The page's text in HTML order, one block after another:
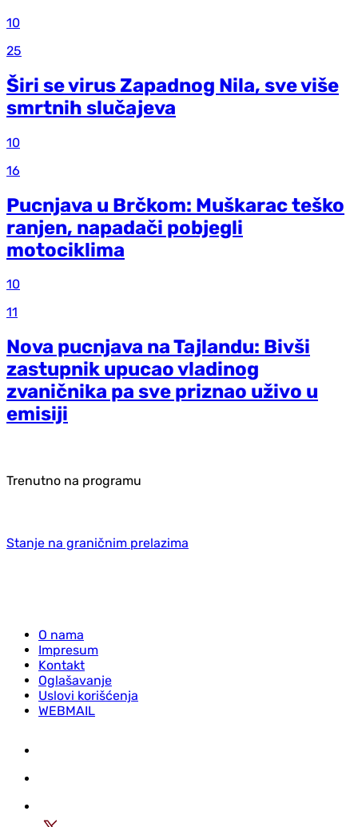
10
25
Širi se virus Zapadnog Nila, sve više
smrtnih slučajeva
10
16
Pucnjava u Brčkom: Muškarac teško
ranjen, napadači pobjegli
motociklima
10
11
Nova pucnjava na Tajlandu: Bivši
zastupnik upucao vladinog
zvaničnika pa sve priznao uživo u
emisiji
Trenutno na programu
Stanje na graničnim prelazima
O nama
Impresum
Kontakt
Oglašavanje
Uslovi korišćenja
WEBMAIL